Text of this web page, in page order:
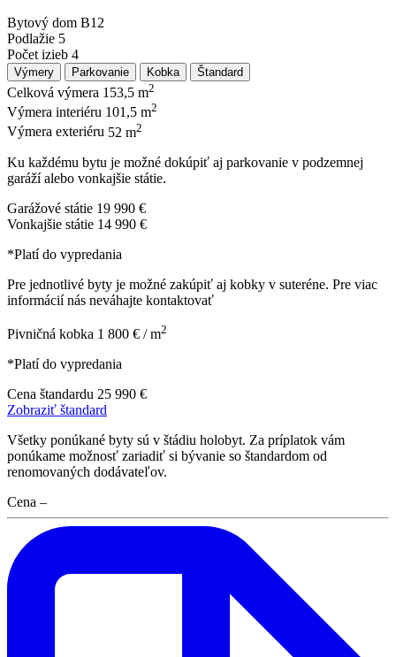
Bytový dom B12
Podlažie 5
Počet izieb 4
Výmery Parkovanie Kobka Štandard
Celková výmera 153,5 m2
Výmera interiéru 101,5 m2
Výmera exteriéru 52 m2
Ku každému bytu je možné dokúpiť aj parkovanie v podzemnej
garáží alebo vonkajšie státie.
Garážové státie 19 990 €
Vonkajšie státie 14 990 €
*Platí do vypredania
Pre jednotlivé byty je možné zakúpiť aj kobky v suteréne. Pre viac
informácií nás neváhajte kontaktovať
Pivničná kobka 1 800 € / m2
*Platí do vypredania
Cena štandardu 25 990 €
Zobraziť štandard
Všetky ponúkané byty sú v štádiu holobyt. Za príplatok vám
ponúkame možnosť zariadiť si bývanie so štandardom od
renomovaných dodávateľov.
Cena –